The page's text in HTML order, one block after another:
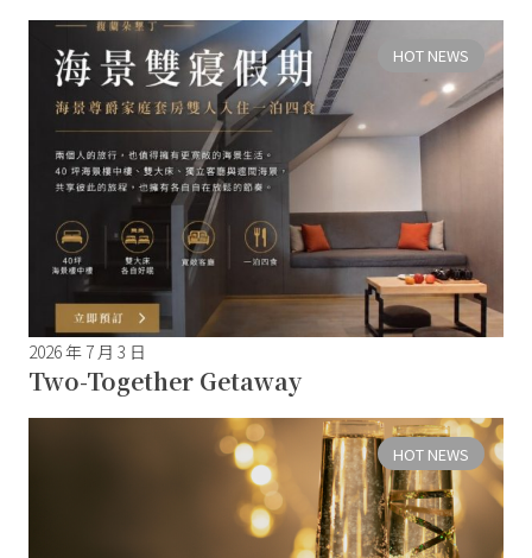
HOT NEWS
2026 年 7 月 3 日
Two-Together Getaway
HOT NEWS